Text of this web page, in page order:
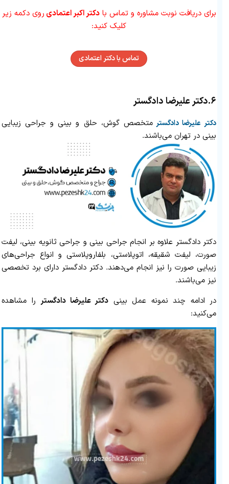
برای دریافت نوبت مشاوره و تماس بادکتر اکبر اعتمادی روی دکمه زیر
کلیک کنید:
تماس با دکتر اعتمادی
۶. دکتر علیرضا دادگستر
دکتر علیرضا دادگسترمتخصص گوش، حلق و بینی و جراحی زیبایی
بینی در تهران می‌باشند.
دکتر دادگستر علاوه بر انجام جراحی بینی و جراحی ثانویه بینی، لیفت
صورت، لیفت شقیقه، اتوپلاستی، بلفاروپلاستی و انواع جراحی‌های
زیبایی صورت را نیز انجام می‌دهند. دکتر دادگستر دارای برد تخصصی
نیز می‌باشند.
در ادامه چند نمونه عمل بینی دکتر علیرضا دادگستر را مشاهده
می‌کنید: